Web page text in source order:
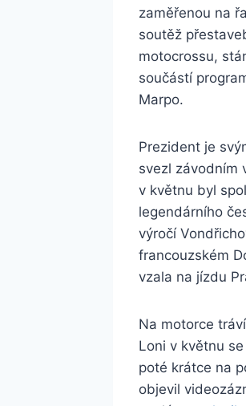
zaměřenou na
soutěž
motocrossu,
součástí
Marpo.
Prezident je
svezl závodním
v květnu byl
legendárního
výročí
francouzském
vzala na jízdu
Na motorce
Loni v květnu
poté krátce na
objevil